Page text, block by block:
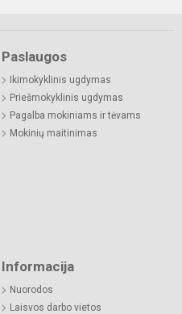
Paslaugos
Ikimokyklinis ugdymas
Priešmokyklinis ugdymas
Pagalba mokiniams ir tėvams
Mokinių maitinimas
Informacija
Nuorodos
Laisvos darbo vietos